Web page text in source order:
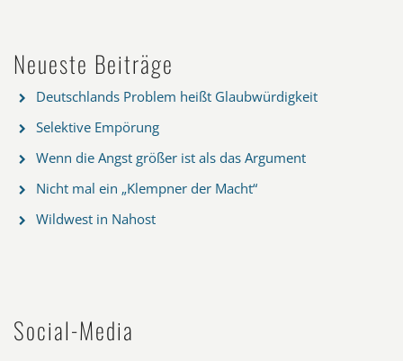
Neueste Beiträge
Deutschlands Problem heißt Glaubwürdigkeit
Selektive Empörung
Wenn die Angst größer ist als das Argument
Nicht mal ein „Klempner der Macht“
Wildwest in Nahost
Social-Media